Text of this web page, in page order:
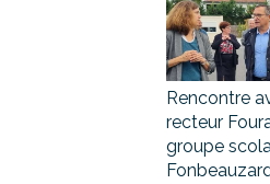
Rencontre
recteur
groupe